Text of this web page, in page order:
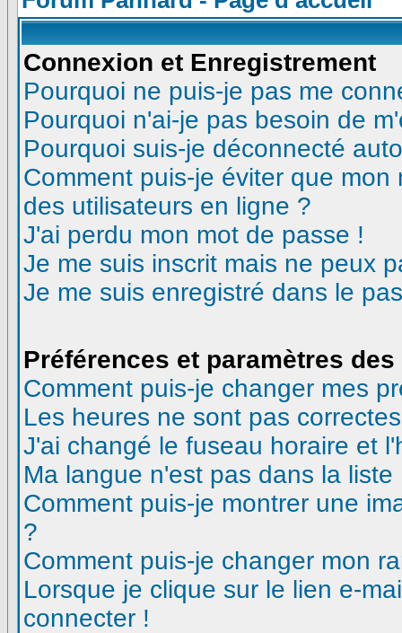
Connexion et Enregistrement
Pourquoi ne puis-je pas me
Pourquoi n'ai-je pas besoin de
Pourquoi suis-je déconnecté
Comment puis-je éviter que
des utilisateurs en ligne ?
J'ai perdu mon mot de passe !
Je me suis inscrit mais ne peux
Je me suis enregistré dans le
Préférences et paramètres
Comment puis-je changer mes
Les heures ne sont pas
J'ai changé le fuseau horaire et
Ma langue n'est pas dans la liste
Comment puis-je montrer une
?
Comment puis-je changer mon
Lorsque je clique sur le lien e-
connecter !